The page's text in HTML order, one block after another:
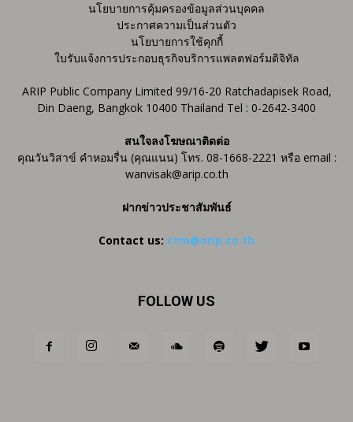
นโยบายการคุ้มครองข้อมูลส่วนบุคคล
ประกาศความเป็นส่วนตัว
นโยบายการใช้คุกกี้
ใบรับแจ้งการประกอบธุรกิจบริการแพลตฟอร์มดิจิทัล
ARIP Public Company Limited 99/16-20 Ratchadapisek Road,
Din Daeng, Bangkok 10400 Thailand Tel : 0-2642-3400
สนใจลงโฆษณาติดต่อ
คุณวันวิสาข์ คำหอมรื่น (คุณแนน) โทร. 08-1668-2221 หรือ email :
wanvisak@arip.co.th
ฝากข่าวประชาสัมพันธ์
Contact us: ctm@arip.co.th
FOLLOW US